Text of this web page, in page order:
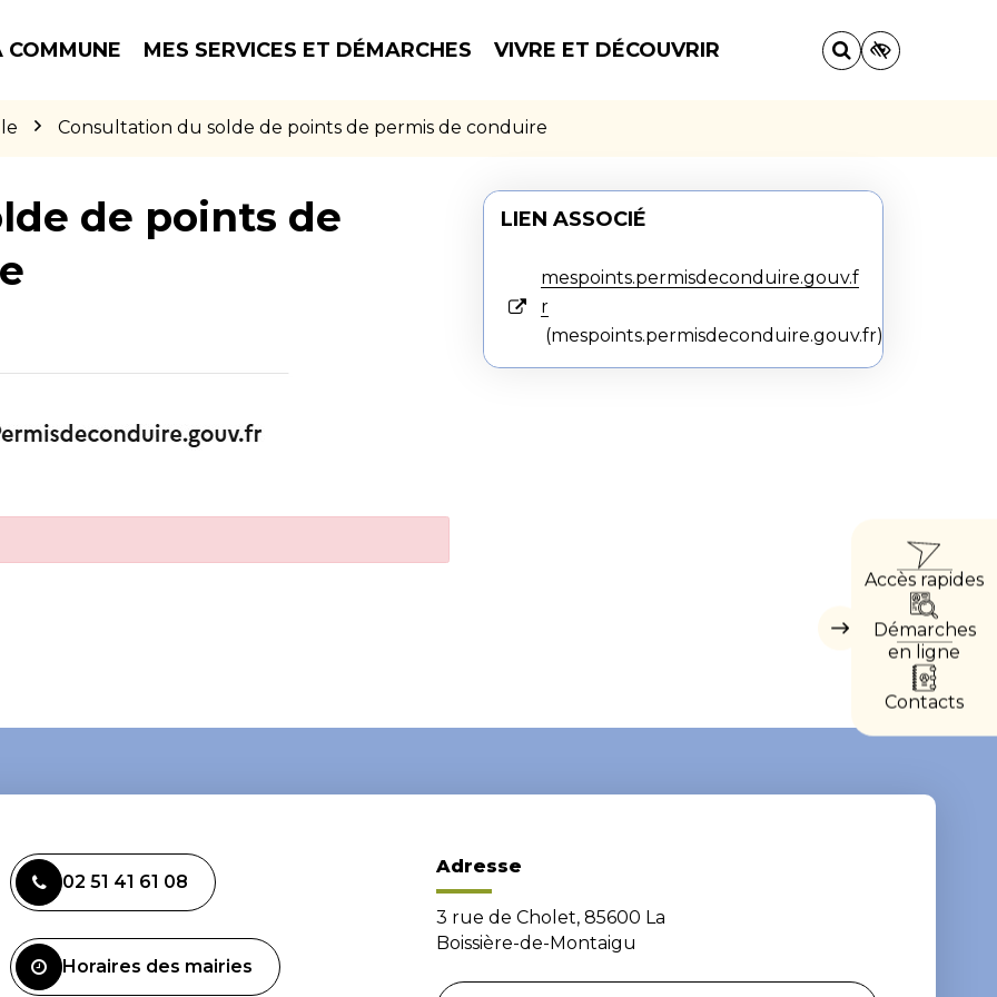
COMMUNE MES SERVICES ET DÉMARCHES VIVRE ET DÉCOUVRIR
Consultation du solde de points de permis de conduire
Masquer
Accès rapides
Démarches
en ligne
Contacts
de points de
LIEN ASSOCIÉ
mespoints.permisdeconduire.gouv.f
r
mespoints.permisdeconduire.gouv.fr
02 51 41 61 08
Horaires des mairies
Adresse
3 rue de Cholet, 85600 La
Boissière-de-Montaigu